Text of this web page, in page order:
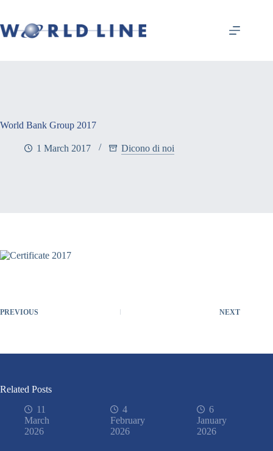
World Bank Group 2017
1 March 2017 Dicono di noi
PREVIOUS NEXT
Related Posts
11
March
2026
4
February
2026
6
January
2026